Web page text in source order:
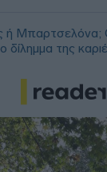
ή Μπαρτσελόνα;
δίλημμα της